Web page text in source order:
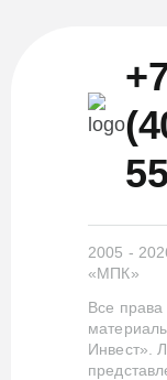
2005 -
«МПК»
Все
Инвест».